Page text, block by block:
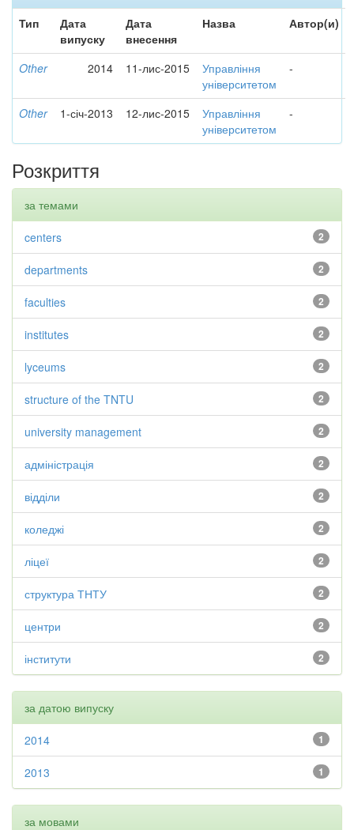
Тип
Дата
випуску
Дата
внесення
Назва Автор(и)
Other 2014 11-лис-2015
Управління
університетом
-
Other 1-січ-2013 12-лис-2015
Управління
університетом
-
Розкриття
за темами
2
centers
2
departments
2
faculties
2
institutes
2
lyceums
2
structure of the TNTU
2
university management
2
адміністрація
2
відділи
2
коледжі
2
ліцеї
2
структура ТНТУ
2
центри
2
інститути
за датою випуску
1
2014
1
2013
за мовами